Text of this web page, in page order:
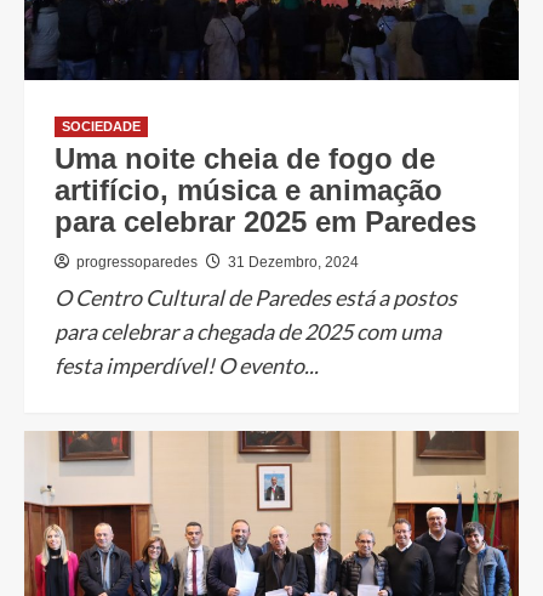
SOCIEDADE
Uma noite cheia de fogo de
artifício, música e animação
para celebrar 2025 em Paredes
progressoparedes 31 Dezembro, 2024
O Centro Cultural de Paredes está a postos
para celebrar a chegada de 2025 com uma
festa imperdível! O evento...